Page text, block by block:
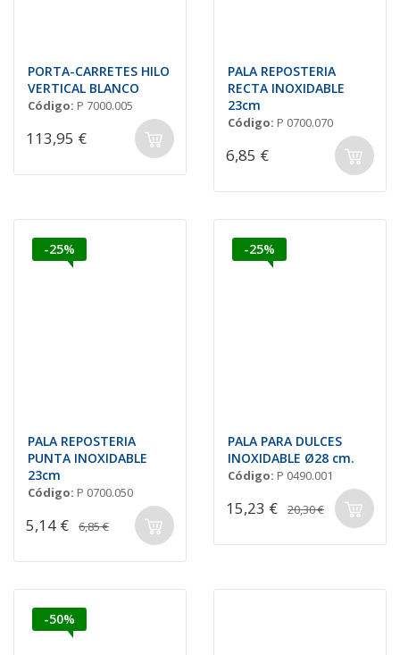
PORTA-CARRETES HILO
VERTICAL BLANCO
Código: P 7000.005
113,95 €
PALA REPOSTERIA
RECTA INOXIDABLE
23cm
Código: P 0700.070
6,85 €
-25%
PALA REPOSTERIA
PUNTA INOXIDABLE
23cm
Código: P 0700.050
5,14 € 6,85 €
-25%
PALA PARA DULCES
INOXIDABLE Ø28 cm.
Código: P 0490.001
15,23 € 20,30 €
-50%